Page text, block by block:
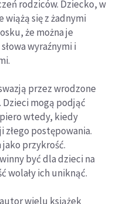
rodziców. Dziecko, w
wiążą się z żadnymi
że można je
wyraźnymi i
przez wrodzone
mogą podjąć
wtedy, kiedy
postępowania.
jako przykrość.
być dla dzieci na
wolały ich uniknąć.
wielu książek